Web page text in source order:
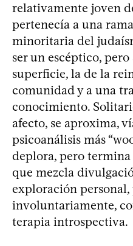
relativamente joven
pertenecía a una
minoritaria del
ser un escéptico,
superficie, la de la
comunidad y a una
conocimiento.
afecto, se aproxima,
psicoanálisis más
deplora, pero
que mezcla
exploración personal,
involuntariamente,
terapia introspectiva.